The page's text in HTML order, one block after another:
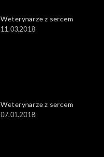
Weterynarze z sercem
11.03.2018
Weterynarze z sercem
07.01.2018